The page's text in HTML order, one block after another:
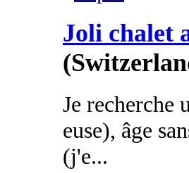
Joli chalet
Je recherche
euse), âge
(j'e...